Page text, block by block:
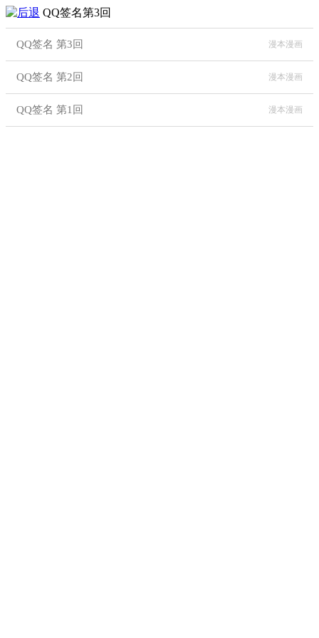
QQ签名第3回
QQ签名 第3回 漫本漫画
QQ签名 第2回 漫本漫画
QQ签名 第1回 漫本漫画